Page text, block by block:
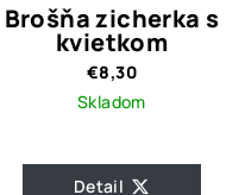
Brošňa zicherka s
kvietkom
€8,30
Skladom
Detail